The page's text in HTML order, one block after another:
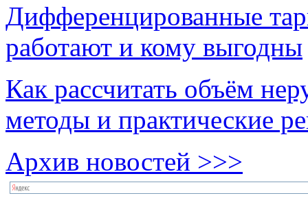
Дифференцированные
работают и кому выгодны
Как рассчитать объём
методы и практические
Архив новостей >>>